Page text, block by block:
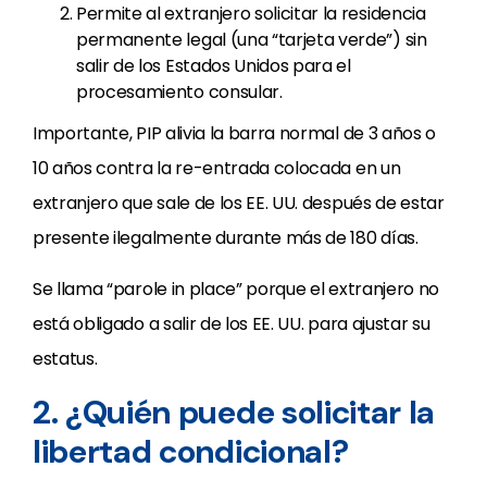
Permite al extranjero solicitar la residencia
permanente legal (una “tarjeta verde”) sin
salir de los Estados Unidos para el
procesamiento consular.
Importante, PIP alivia la barra normal de 3 años o
10 años contra la re-entrada colocada en un
extranjero que sale de los EE. UU. después de estar
presente ilegalmente durante más de 180 días.
Se llama “parole in place” porque el extranjero no
está obligado a salir de los EE. UU. para ajustar su
estatus.
2. ¿Quién puede solicitar la
libertad condicional?